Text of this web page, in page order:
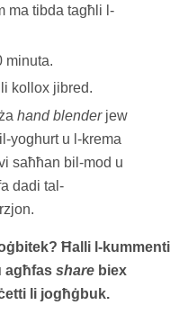
ma tibda tagħli l-
minuta.
kollox jibred.
hand blenderjew
yoghurt u l-krema
saħħan bil-mod u
dadi tal-
Ħalli l-kummenti
agħfas share biex
li jogħġbuk.